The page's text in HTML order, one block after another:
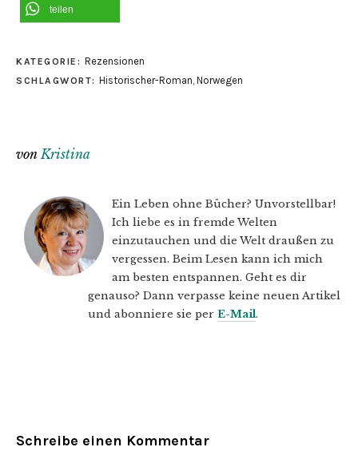
teilen
KATEGORIE: Rezensionen
SCHLAGWORT: Historischer-Roman, Norwegen
vonKristina
Ein Leben ohne Bücher? Unvorstellbar!
Ich liebe es in fremde Welten
einzutauchen und die Welt draußen zu
vergessen. Beim Lesen kann ich mich
am besten entspannen. Geht es dir
genauso? Dann verpasse keine neuen Artikel
und abonniere sie per E-Mail.
Schreibe einen Kommentar